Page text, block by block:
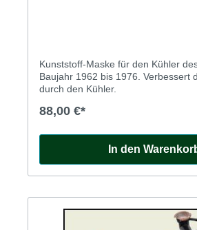
Kunststoff-Maske für den Kühler
Baujahr 1962 bis 1976. Verbessert
durch den Kühler.
88,00 €*
In den